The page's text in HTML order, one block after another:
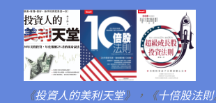
《投資人的美利天堂》，《十倍股法則